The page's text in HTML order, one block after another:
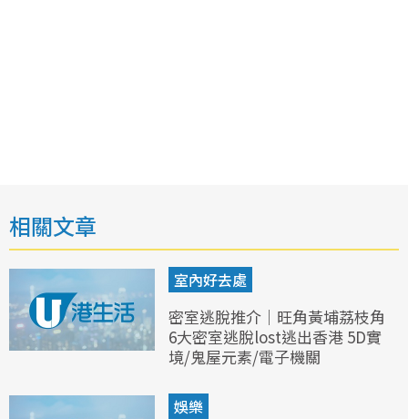
相關文章
室內好去處
密室逃脫推介｜旺角黃埔荔枝角
6大密室逃脫lost逃出香港 5D實
境/鬼屋元素/電子機關
娛樂